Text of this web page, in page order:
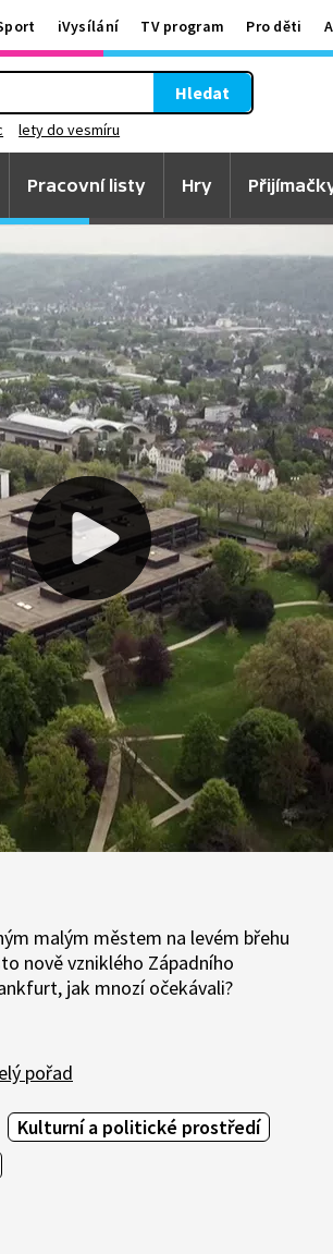
iVysílání TV program Pro děti
Hledat
lety do vesmíru
Pracovní listy Hry
malým městem na levém břehu
nově vzniklého Západního
jak mnozí očekávali?
pořad
Kulturní a politické prostředí